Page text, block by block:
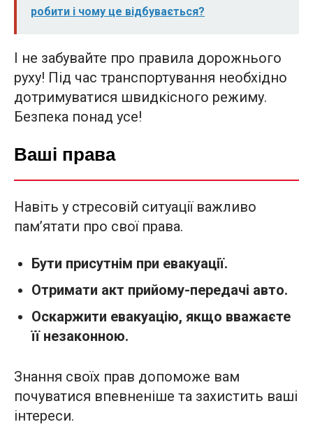
робити і чому це відбувається?
І не забувайте про правила дорожнього
руху! Під час транспортування необхідно
дотримуватися швидкісного режиму.
Безпека понад усе!
Ваші права
Навіть у стресовій ситуації важливо
пам’ятати про свої права.
Бути присутнім при евакуації.
Отримати акт прийому-передачі авто.
Оскаржити евакуацію, якщо вважаєте
її незаконною.
Знання своїх прав допоможе вам
почуватися впевненіше та захистить ваші
інтереси.